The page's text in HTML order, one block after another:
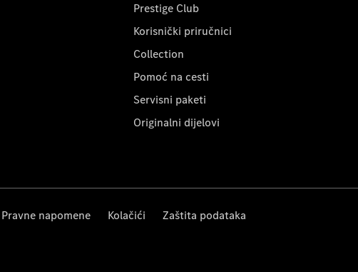
Prestige Club
Korisnički priručnici
Collection
Pomoć na cesti
Servisni paketi
Originalni dijelovi
Pravne napomene Kolačići Zaštita podataka